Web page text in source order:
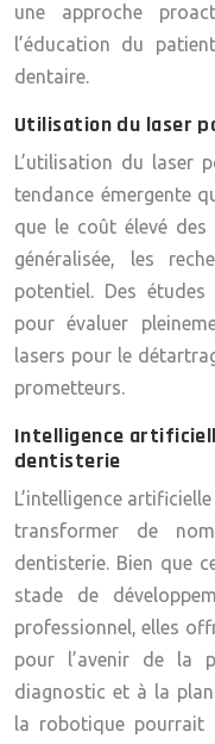
une approche
l’éducation du
dentaire.
Utilisation du laser
L’utilisation du laser
tendance émergente
que le coût élevé
généralisée, les
potentiel. Des études
pour évaluer
lasers pour le
prometteurs.
Intelligence
dentisterie
L’intelligence
transformer de
dentisterie. Bien que
stade de
professionnel, elles
pour l’avenir de la
diagnostic et à la
la robotique pourrait